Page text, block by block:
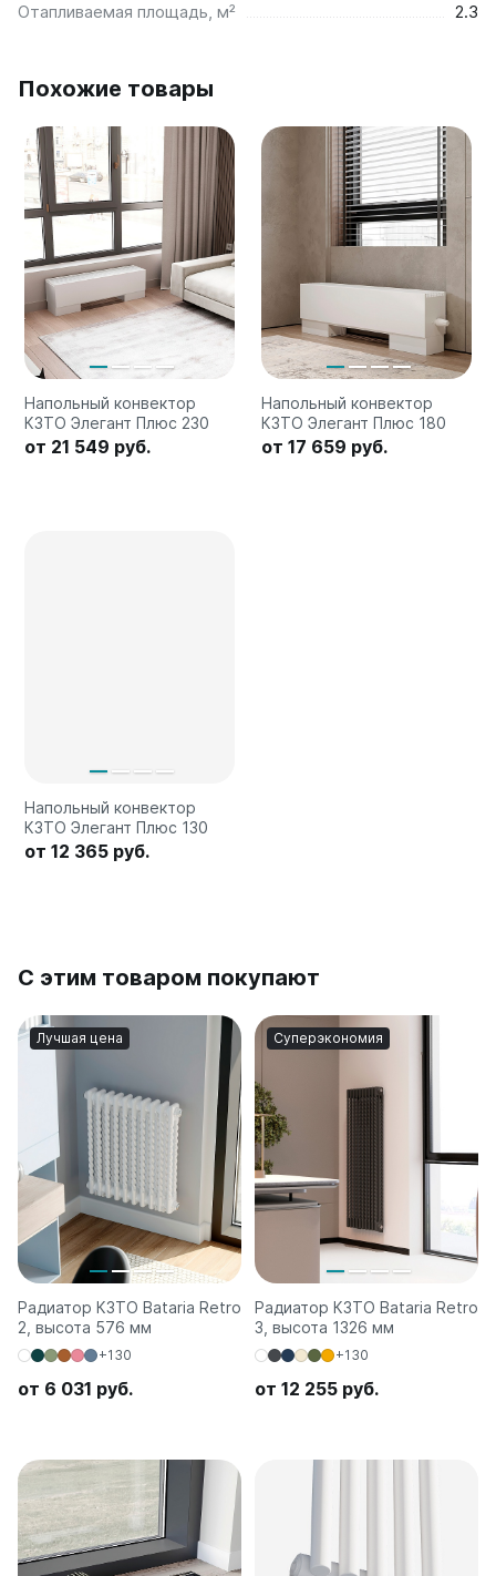
Отапливаемая площадь, м²
2.3
Похожие товары
Напольный конвектор
КЗТО Элегант Плюс 230
от 21 549 руб.
Напольный конвектор
КЗТО Элегант Плюс 180
от 17 659 руб.
Напольный конвектор
КЗТО Элегант Плюс 130
от 12 365 руб.
С этим товаром покупают
Лучшая цена
Радиатор КЗТО Bataria Retro
2, высота 576 мм
+130
от 6 031 руб.
Суперэкономия
Радиатор КЗТО Bataria Retro
3, высота 1326 мм
+130
от 12 255 руб.